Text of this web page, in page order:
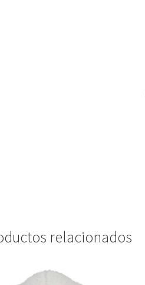
relacionados